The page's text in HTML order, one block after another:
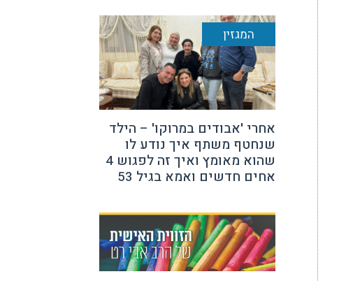
המגזין
אחרי 'אבודים במרוקו' – הילד
שנחטף משתף איך נודע לו
שהוא מאומץ ואיך זה לפגוש 4
אחים חדשים ואמא בגיל 53